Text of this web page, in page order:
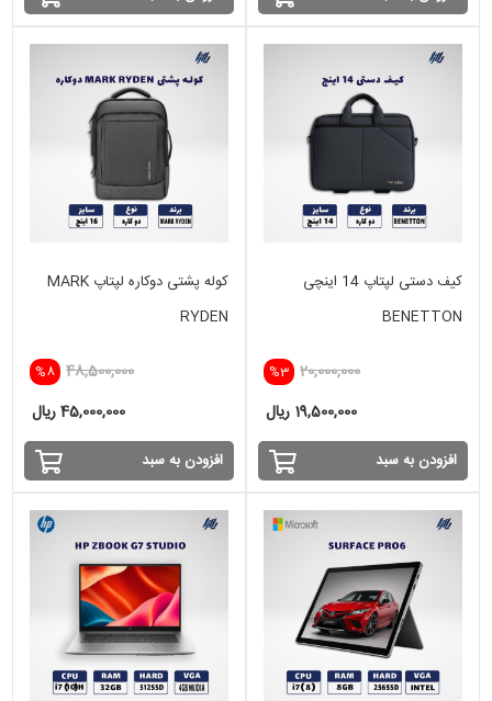
کیف دستی لپتاپ 14 اینچی
BENETTON
%3 20,000,000
19,500,000 ریال
افزودن به سبد
کوله پشتی دوکاره لپتاپ MARK
RYDEN
%8 48,500,000
45,000,000 ریال
افزودن به سبد